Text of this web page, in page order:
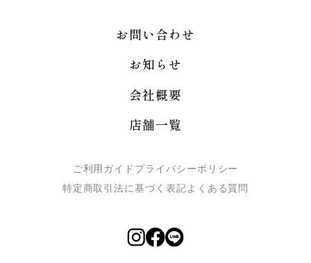
お問い合わせ
お知らせ
会社概要
店舗一覧
ご利用ガイド プライバシーポリシー
特定商取引法に基づく表記よくある質問